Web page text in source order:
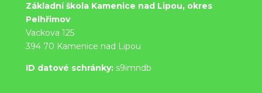
Základní škola Kamenice nad Lipou, okres
Pelhřimov
Vackova 125
394 70 Kamenice nad Lipou
ID datové schránky: s9imndb